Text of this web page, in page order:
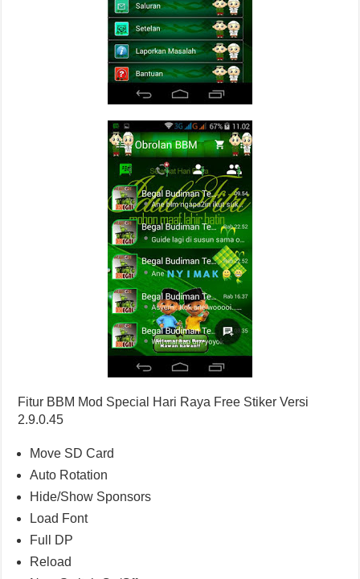
Fitur BBM Mod Special Hari Raya Free Stiker Versi
2.9.0.45
Move SD Card
Auto Rotation
Hide/Show Sponsors
Load Font
Full DP
Reload